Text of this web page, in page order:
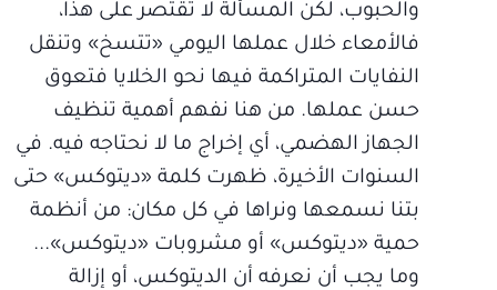
والحبوب، لكن المسألة لا تقتصر على هذا،
فالأمعاء خلال عملها اليومي «تتسخ» وتنقل
النفايات المتراكمة فيها نحو الخلايا فتعوق
حسن عملها. من هنا نفهم أهمية تنظيف
الجهاز الهضمي، أي إخراج ما لا نحتاجه فيه. في
السنوات الأخيرة، ظهرت كلمة «ديتوكس» حتى
بتنا نسمعها ونراها في كل مكان: من أنظمة
حمية «ديتوكس» أو مشروبات «ديتوكس»...
وما يجب أن نعرفه أن الديتوكس، أو إزالة